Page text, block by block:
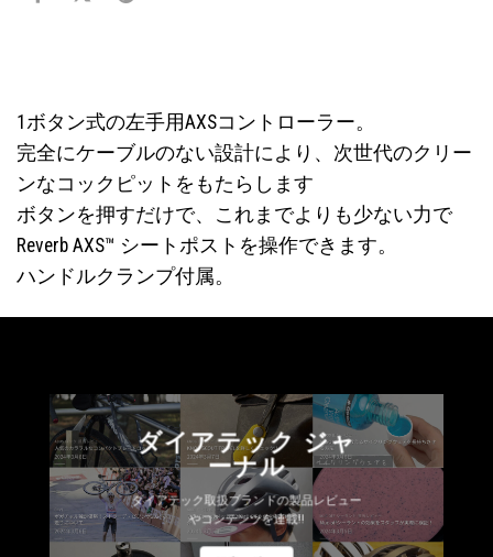
1ボタン式の左手用AXSコントローラー。
完全にケーブルのない設計により、次世代のクリー
ンなコックピットをもたらします
ボタンを押すだけで、これまでよりも少ない力で
Reverb AXS™ シートポストを操作できます。
ハンドルクランプ付属。
ダイアテック ジャ
ーナル
ダイアテック取扱ブランドの製品レビュー
やコンテンツを連載!!